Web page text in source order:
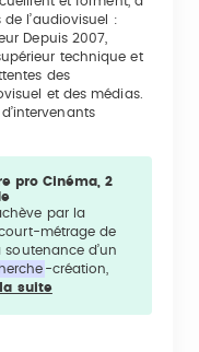
de l’audiovisuel :
Depuis 2007,
technique et
des
et des médias.
pro Cinéma, 2
par la
métrage de
soutenance d’un
-création,
la suite